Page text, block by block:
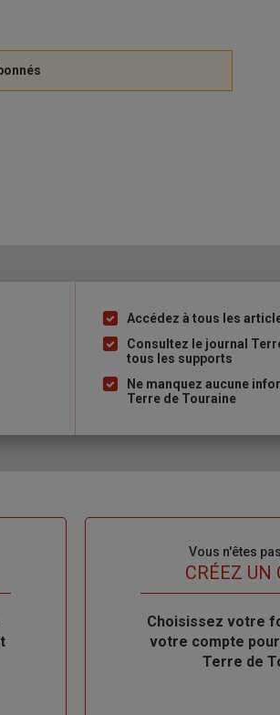
Liste
à
puce
Accédez à tous les
Consultez le journal
tous les supports
Ne manquez aucune
Terre de Touraine
Vous n'êtes
TITRECRÉEZ UN
Body
Choisissez votre
votre compte
Terre de